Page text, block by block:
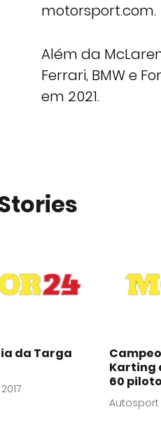
motorsport.com.
Além da
Ferrari, BMW e
em 2021.
da Targa
Karting
60
Autosport